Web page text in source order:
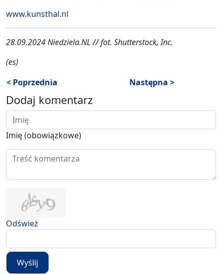
www.kunsthal.nl
28.09.2024 Niedziela.NL // fot. Shutterstock, Inc.
(es)
< Poprzednia
Następna >
Dodaj komentarz
Imię (obowiązkowe)
Odśwież
Wyślij